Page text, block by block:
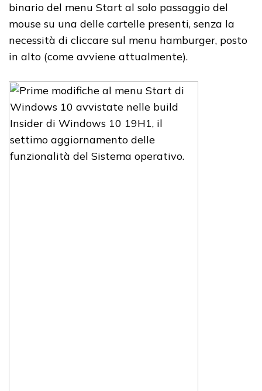
binario del menu Start al solo passaggio del
mouse su una delle cartelle presenti, senza la
necessità di cliccare sul menu hamburger, posto
in alto (come avviene attualmente).